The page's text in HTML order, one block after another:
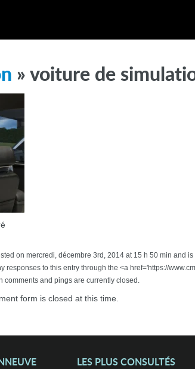
» voiture de
on mercredi, décembre 3rd, 2014 at 15 h 50 min and
responses to this entry through the <a href='https://
comments and pings are currently closed.
form is closed at this time.
LES PLUS CONSULTÉS